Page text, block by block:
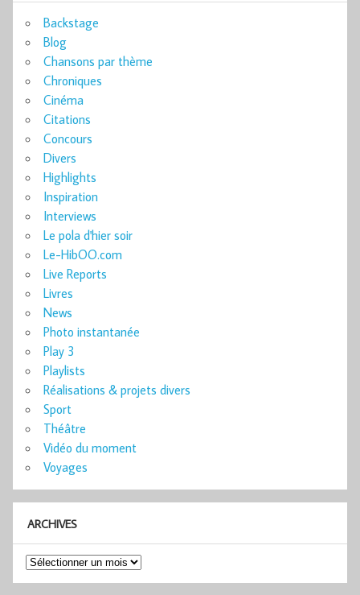
Backstage
Blog
Chansons par thème
Chroniques
Cinéma
Citations
Concours
Divers
Highlights
Inspiration
Interviews
Le pola d'hier soir
Le-HibOO.com
Live Reports
Livres
News
Photo instantanée
Play 3
Playlists
Réalisations & projets divers
Sport
Théâtre
Vidéo du moment
Voyages
ARCHIVES
Archives